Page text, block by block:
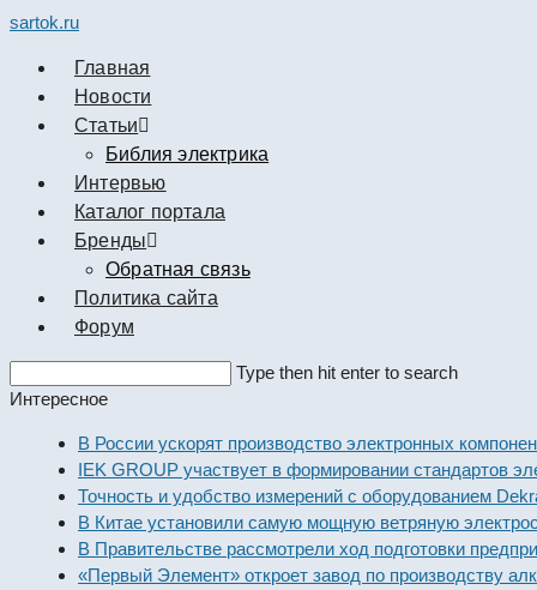
sartok.ru
Главная
Новости
Cтатьи
Библия электрика
Интервью
Каталог портала
Бренды
Обратная связь
Политика сайта
Форум
this
Type then hit enter to search
Интересное
В России ускорят производство электронных
IEK GROUP участвует в формировании стандартов
Точность и удобство измерений с оборудованием
В Китае установили самую мощную ветряную
В Правительстве рассмотрели ход подготовки
«Первый Элемент» откроет завод по производству